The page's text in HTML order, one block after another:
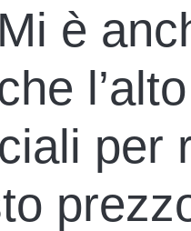
è
per